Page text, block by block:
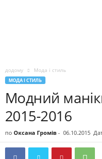
додому Мода і стиль
МОДА І СТИЛЬ
Модний
2015-2016
по Оксана Громів - 06.10.2015